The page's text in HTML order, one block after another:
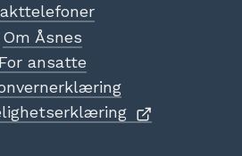
Om Åsnes
For ansatte